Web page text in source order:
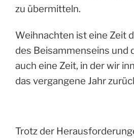
zu übermitteln.
Weihnachten ist eine Zeit
des Beisammenseins und
auch eine Zeit, in der wir
das vergangene Jahr
Trotz der